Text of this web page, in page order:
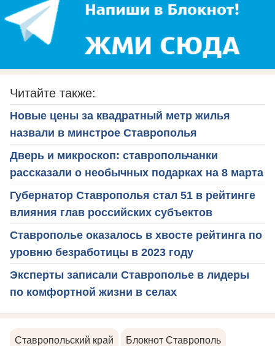
Читайте также:
Новые цены за квадратный метр жилья
назвали в минстрое Ставрополья
Дверь и микроскоп: ставропольчанки
рассказали о необычных подарках на 8 марта
Губернатор Ставрополья стал 51 в рейтинге
влияния глав российских субъектов
Ставрополье оказалось в хвосте рейтинга по
уровню безработицы в 2023 году
Эксперты записали Ставрополье в лидеры
по комфортной жизни в селах
Ставропольский край Блокнот Ставрополь